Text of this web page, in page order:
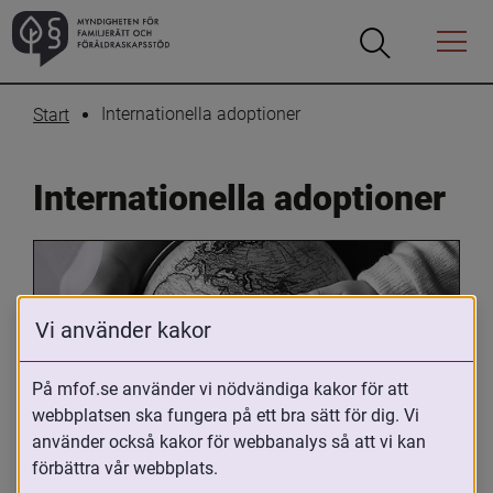
Öppna
Öppna
Menyn
Start Internationella adoptioner
Internationella adoptioner
Oavsett om du är adopterad,
adoptivförälder eller arbetar med
Vi använder kakor
På mfof.se använder vi nödvändiga kakor för att
webbplatsen ska fungera på ett bra sätt för dig. Vi
använder också kakor för webbanalys så att vi kan
förbättra vår webbplats.